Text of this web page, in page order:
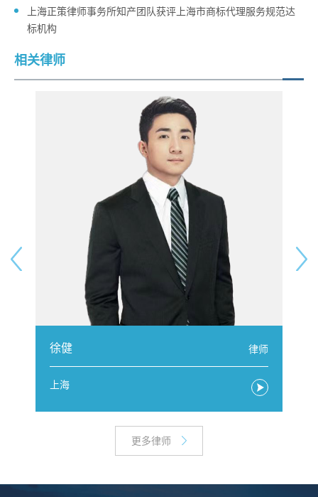
上海正策律师事务所知产团队获评上海市商标代理服务规范达
标机构
相关律师
徐健 律师
上海
更多律师